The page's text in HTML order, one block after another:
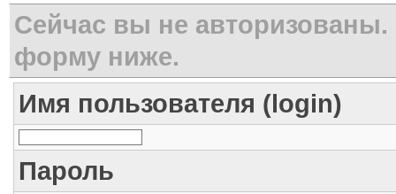
Сейчас вы не авторизованы.
форму ниже.
Имя пользователя (login)
Пароль